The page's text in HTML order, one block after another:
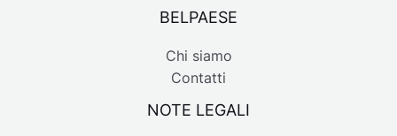
BELPAESE
Chi siamo
Contatti
NOTE LEGALI